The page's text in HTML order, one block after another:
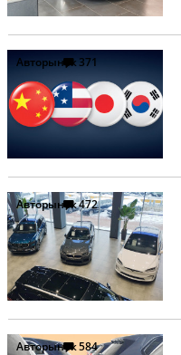
Авторынок 371
Авторынок472
Авторынок584